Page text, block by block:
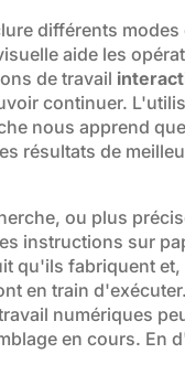
différents
aide les
de travail
continuer.
nous apprend
résultats de
ou plus
instructions sur
qu'ils fabriquent
en train
numériques
en cours. En